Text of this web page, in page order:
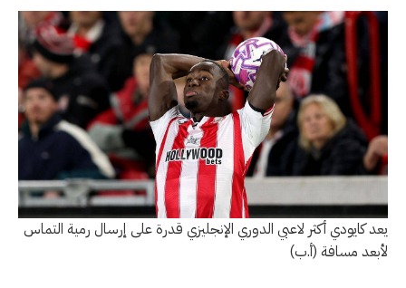
يعد كايودي أكثر لاعبي الدوري الإنجليزي قدرة على إرسال رمية التماس
لأبعد مسافة (أ.ب)